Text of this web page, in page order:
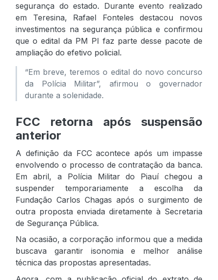
segurança do estado. Durante evento realizado
em Teresina, Rafael Fonteles destacou novos
investimentos na segurança pública e confirmou
que o edital da PM PI faz parte desse pacote de
ampliação do efetivo policial.
“Em breve, teremos o edital do novo concurso
da Polícia Militar”, afirmou o governador
durante a solenidade.
FCC retorna após suspensão
anterior
A definição da FCC acontece após um impasse
envolvendo o processo de contratação da banca.
Em abril, a Polícia Militar do Piauí chegou a
suspender temporariamente a escolha da
Fundação Carlos Chagas após o surgimento de
outra proposta enviada diretamente à Secretaria
de Segurança Pública.
Na ocasião, a corporação informou que a medida
buscava garantir isonomia e melhor análise
técnica das propostas apresentadas.